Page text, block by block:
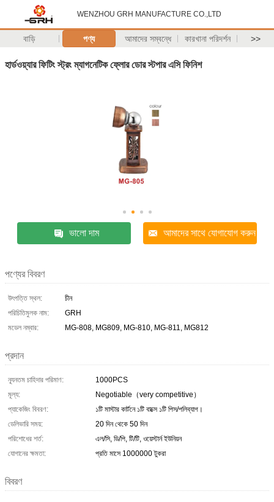
WENZHOU GRH MANUFACTURE CO.,LTD
বাড়ি পণ্য আমাদের সম্বন্ধে কারখানা পরিদর্শন >>
হার্ডওয়্যার ফিটিং স্ট্রং ম্যাগনেটিক ফ্লোর ডোর স্টপার এসি ফিনিশ
ভালো দাম আমাদের সাথে যোগাযোগ করুন
পণ্যের বিবরণ
উৎপত্তি স্থল:
চীন
পরিচিতিমুলক নাম:
GRH
মডেল নম্বার:
MG-808, MG809, MG-810, MG-811, MG812
প্রদান
ন্যূনতম চাহিদার পরিমাণ:
1000PCS
মূল্য:
Negotiable（very competitive）
প্যাকেজিং বিবরণ:
১টি মাস্টার কার্টনে ১টি বাক্সে ১টি পিস/পলিব্যাগ।
ডেলিভারি সময়:
20 দিন থেকে 50 দিন
পরিশোধের শর্ত:
এল/সি, ডি/পি, টি/টি, ওয়েস্টার্ন ইউনিয়ন
যোগানের ক্ষমতা:
প্রতি মাসে 1000000 টুকরা
বিবরণ